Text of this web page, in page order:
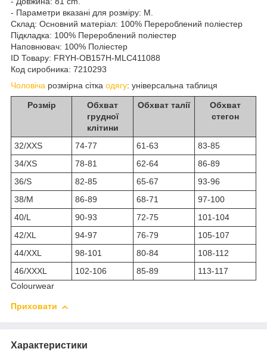
- Параметри вказані для розміру: M.
Склад: Основний матеріал: 100% Перероблений поліестер
Підкладка: 100% Перероблений поліестер
Наповнювач: 100% Поліестер
ID Товару: FRYH-OB157H-MLC411088
Код сиробника: 7210293
Чоловіча розмірна сітка одягу: універсальна таблиця
Розмір
Обхват
грудної
клітини
Обхват талії
Обхват
стегон
32/XXS 74-77 61-63
83-85
34/XS
78-81 62-64
86-89
36/S
82-85 65-67
93-96
38/M
86-89 68-71
97-100
40/L
90-93 72-75
101-104
42/XL
94-97 76-79
105-107
44/XXL
98-101 80-84
108-112
46/XXXL
102-106 85-89
113-117
Colourwear
Приховати
Характеристики